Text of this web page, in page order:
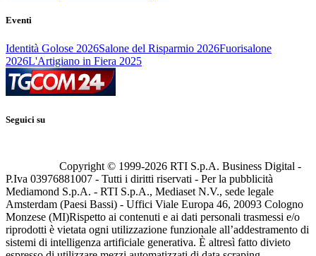
Eventi
Identità Golose 2026Salone del Risparmio 2026Fuorisalone
2026L'Artigiano in Fiera 2025
Seguici su
Copyright © 1999-2026 RTI S.p.A. Business Digital -
P.Iva 03976881007 - Tutti i diritti riservati - Per la pubblicità
Mediamond S.p.A. - RTI S.p.A., Mediaset N.V., sede legale
Amsterdam (Paesi Bassi) - Uffici Viale Europa 46, 20093 Cologno
Monzese (MI)Rispetto ai contenuti e ai dati personali trasmessi e/o
riprodotti è vietata ogni utilizzazione funzionale all’addestramento di
sistemi di intelligenza artificiale generativa. È altresì fatto divieto